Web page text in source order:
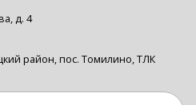
д. 4
район, пос. Томилино, ТЛК